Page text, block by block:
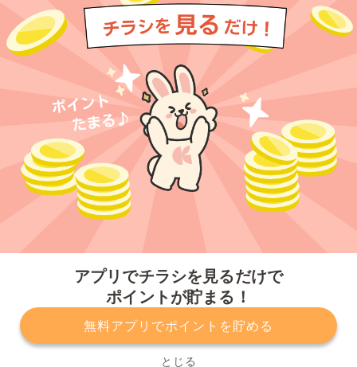
アプリでチラシを見るだけで
ポイントが貯まる！
無料アプリでポイントを貯める
とじる
プライバシーポリシー 利用規約
運営会社
サービスに関してのお問い合わせ